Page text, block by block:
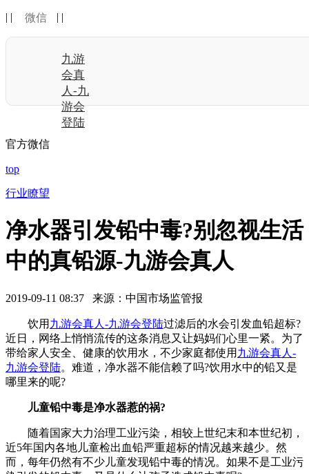
| | 微信 | |
九游
会真
人-九
游会
登陆
官方微信
top
行业瞭望
净水器引发铅中毒?别忽视生活
中的真铅源-九游会真人
2019-09-11 08:37 来源：中国市场监管报
饮用 九游会真人-九游会登陆过滤后的水会引发血铅超标?
近日，网络上悄悄流传的这条消息又让妈妈们心里一紧。为了
带给家人安全、健康的饮用水，不少家庭都使用 九游会真人-
九游会登陆。难道，净水器不能信赖了吗?饮用水中的铅又是
哪里来的呢?
儿童铅中毒是净水器惹的祸?
随着国家大力治理工业污染，相较上世纪末和本世纪初，
近5年国内各地儿童检出血铅严重超标的情况越来越少。然
而，每年仍然有不少儿童发现铅中毒的情况。如果不是工业污